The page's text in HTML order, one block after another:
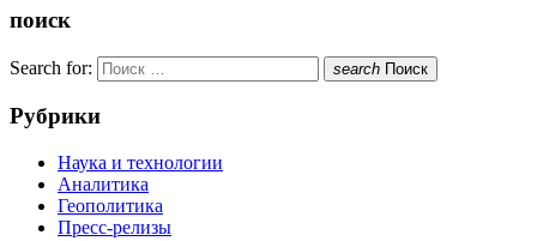
поиск
Search for: search Поиск
Рубрики
Наука и технологии
Аналитика
Геополитика
Пресс-релизы